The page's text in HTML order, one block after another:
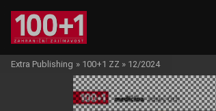
Extra Publishing » 100+1 ZZ » 12/2024